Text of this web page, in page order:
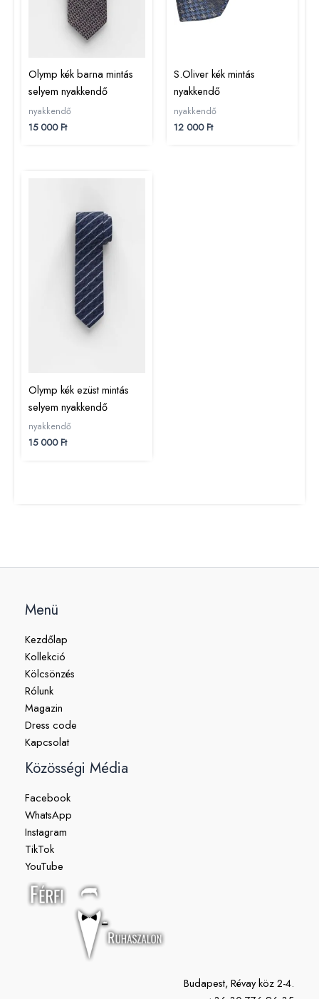
Olymp kék barna mintás
selyem nyakkendő
nyakkendő
15 000Ft
S.Oliver kék mintás
nyakkendő
nyakkendő
12 000Ft
Olymp kék ezüst mintás
selyem nyakkendő
nyakkendő
15 000Ft
Menü
Kezdőlap
Kollekció
Kölcsönzés
Rólunk
Magazin
Dress code
Kapcsolat
Közösségi Média
Facebook
WhatsApp
Instagram
TikTok
YouTube
Budapest, Révay köz 2-4.